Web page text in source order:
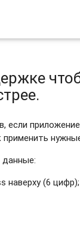
если
наверху (6 цифр);